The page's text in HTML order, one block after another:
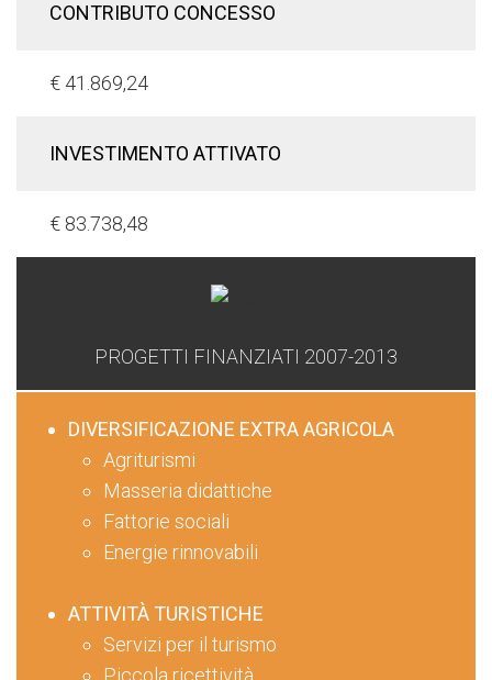
CONTRIBUTO CONCESSO
€ 41.869,24
INVESTIMENTO ATTIVATO
€ 83.738,48
PROGETTI FINANZIATI 2007-2013
DIVERSIFICAZIONE EXTRA AGRICOLA
Agriturismi
Masseria didattiche
Fattorie sociali
Energie rinnovabili
ATTIVITÀ TURISTICHE
Servizi per il turismo
Piccola ricettività